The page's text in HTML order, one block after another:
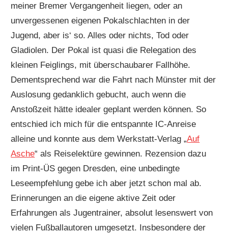
meiner Bremer Vergangenheit liegen, oder an
unvergessenen eigenen Pokalschlachten in der
Jugend, aber is‘ so. Alles oder nichts, Tod oder
Gladiolen. Der Pokal ist quasi die Relegation des
kleinen Feiglings, mit überschaubarer Fallhöhe.
Dementsprechend war die Fahrt nach Münster mit der
Auslosung gedanklich gebucht, auch wenn die
Anstoßzeit hätte idealer geplant werden können. So
entschied ich mich für die entspannte IC-Anreise
alleine und konnte aus dem Werkstatt-Verlag „Auf
Asche“ als Reiselektüre gewinnen. Rezension dazu
im Print-ÜS gegen Dresden, eine unbedingte
Leseempfehlung gebe ich aber jetzt schon mal ab.
Erinnerungen an die eigene aktive Zeit oder
Erfahrungen als Jugentrainer, absolut lesenswert von
vielen Fußballautoren umgesetzt. Insbesondere der